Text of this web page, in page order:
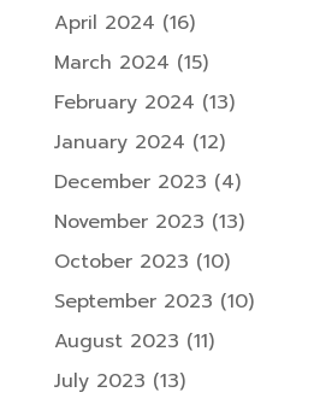
April 2024 (16)
March 2024 (15)
February 2024 (13)
January 2024 (12)
December 2023 (4)
November 2023 (13)
October 2023 (10)
September 2023 (10)
August 2023 (11)
July 2023 (13)